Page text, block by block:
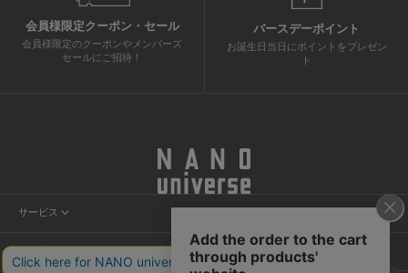
会員様限定クーポン・セール
会員様限定のクーポンやメンバーズ
セールにご招待！
バースデーポイント
お誕生日当日にポイントをプレゼン
ト
サービス
ニュース